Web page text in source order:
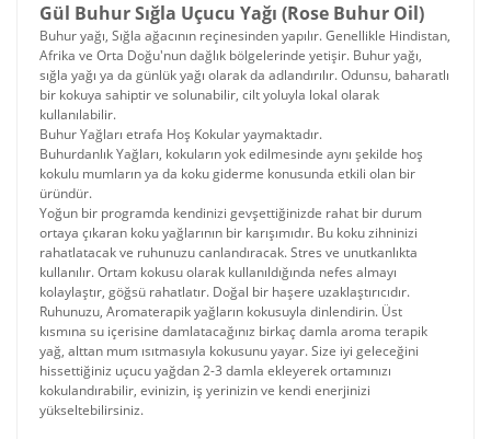
Gül Buhur Sığla Uçucu Yağı (Rose Buhur Oil)
Buhur yağı, Sığla ağacının reçinesinden yapılır. Genellikle Hindistan,
Afrika ve Orta Doğu'nun dağlık bölgelerinde yetişir. Buhur yağı,
sığla yağı ya da günlük yağı olarak da adlandırılır. Odunsu, baharatlı
bir kokuya sahiptir ve solunabilir, cilt yoluyla lokal olarak
kullanılabilir.
Buhur Yağları etrafa Hoş Kokular yaymaktadır.
Buhurdanlık Yağları, kokuların yok edilmesinde aynı şekilde hoş
kokulu mumların ya da koku giderme konusunda etkili olan bir
üründür.
Yoğun bir programda kendinizi gevşettiğinizde rahat bir durum
ortaya çıkaran koku yağlarının bir karışımıdır. Bu koku zihninizi
rahatlatacak ve ruhunuzu canlandıracak. Stres ve unutkanlıkta
kullanılır. Ortam kokusu olarak kullanıldığında nefes almayı
kolaylaştır, göğsü rahatlatır. Doğal bir haşere uzaklaştırıcıdır.
Ruhunuzu, Aromaterapik yağların kokusuyla dinlendirin. Üst
kısmına su içerisine damlatacağınız birkaç damla aroma terapik
yağ, alttan mum ısıtmasıyla kokusunu yayar. Size iyi geleceğini
hissettiğiniz uçucu yağdan 2-3 damla ekleyerek ortamınızı
kokulandırabilir, evinizin, iş yerinizin ve kendi enerjinizi
yükseltebilirsiniz.